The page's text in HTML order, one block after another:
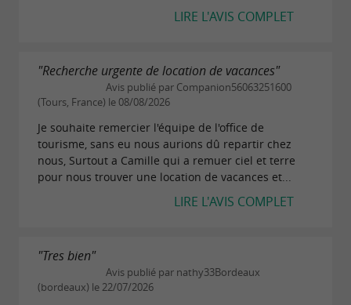
LIRE L'AVIS COMPLET
"Recherche urgente de location de vacances"
Avis publié par Companion56063251600
(Tours, France) le 08/08/2026
Je souhaite remercier l'équipe de l'office de
tourisme, sans eu nous aurions dû repartir chez
nous, Surtout a Camille qui a remuer ciel et terre
pour nous trouver une location de vacances et...
LIRE L'AVIS COMPLET
"Tres bien"
Avis publié par nathy33Bordeaux
(bordeaux) le 22/07/2026